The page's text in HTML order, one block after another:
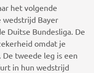
het volgende
wedstrijd Bayer
Duitse Bundesliga. De
omdat je
tweede leg is een
in hun wedstrijd